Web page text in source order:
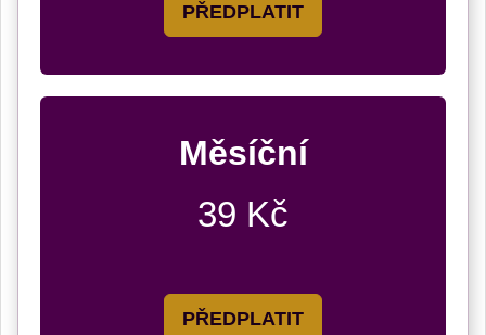
PŘEDPLATIT
Měsíční
39 Kč
PŘEDPLATIT